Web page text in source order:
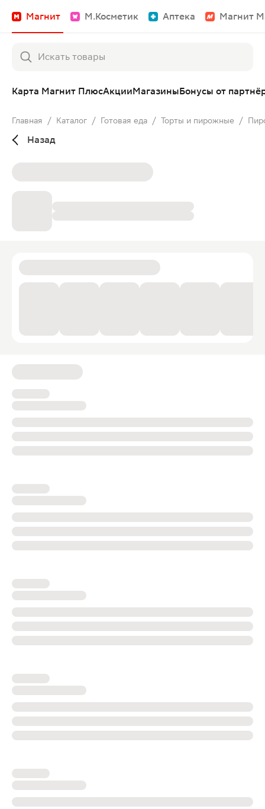
Магнит М.Косметик Аптека Магнит
Карта Магнит ПлюсАкцииМагазиныБонусы от
Главная / Каталог / Готовая еда / Торты и пирожные /
Назад